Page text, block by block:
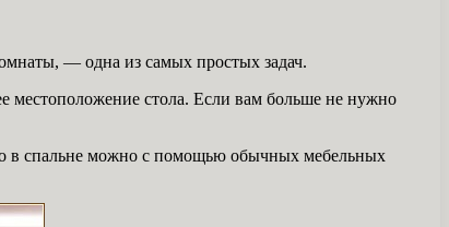
— одна из самых простых задач.
местоположение стола. Если вам больше не нужно
в спальне можно с помощью обычных мебельных